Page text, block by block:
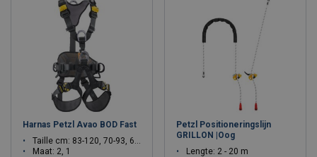
Harnas Petzl Avao BOD Fast
Taille cm: 83-120, 70-93, 65-80
Maat: 2, 1
Petzl Positioneringslijn
GRILLON |Oog
Lengte: 2 - 20 m